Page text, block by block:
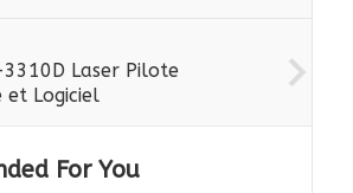
3310D Laser Pilote
et Logiciel
For You